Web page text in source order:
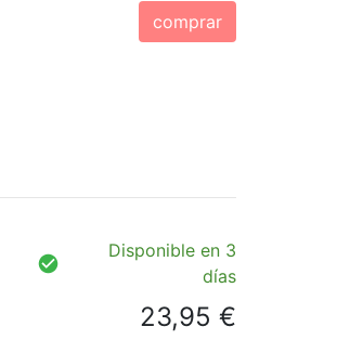
comprar
Disponible en 3
días
23,95 €